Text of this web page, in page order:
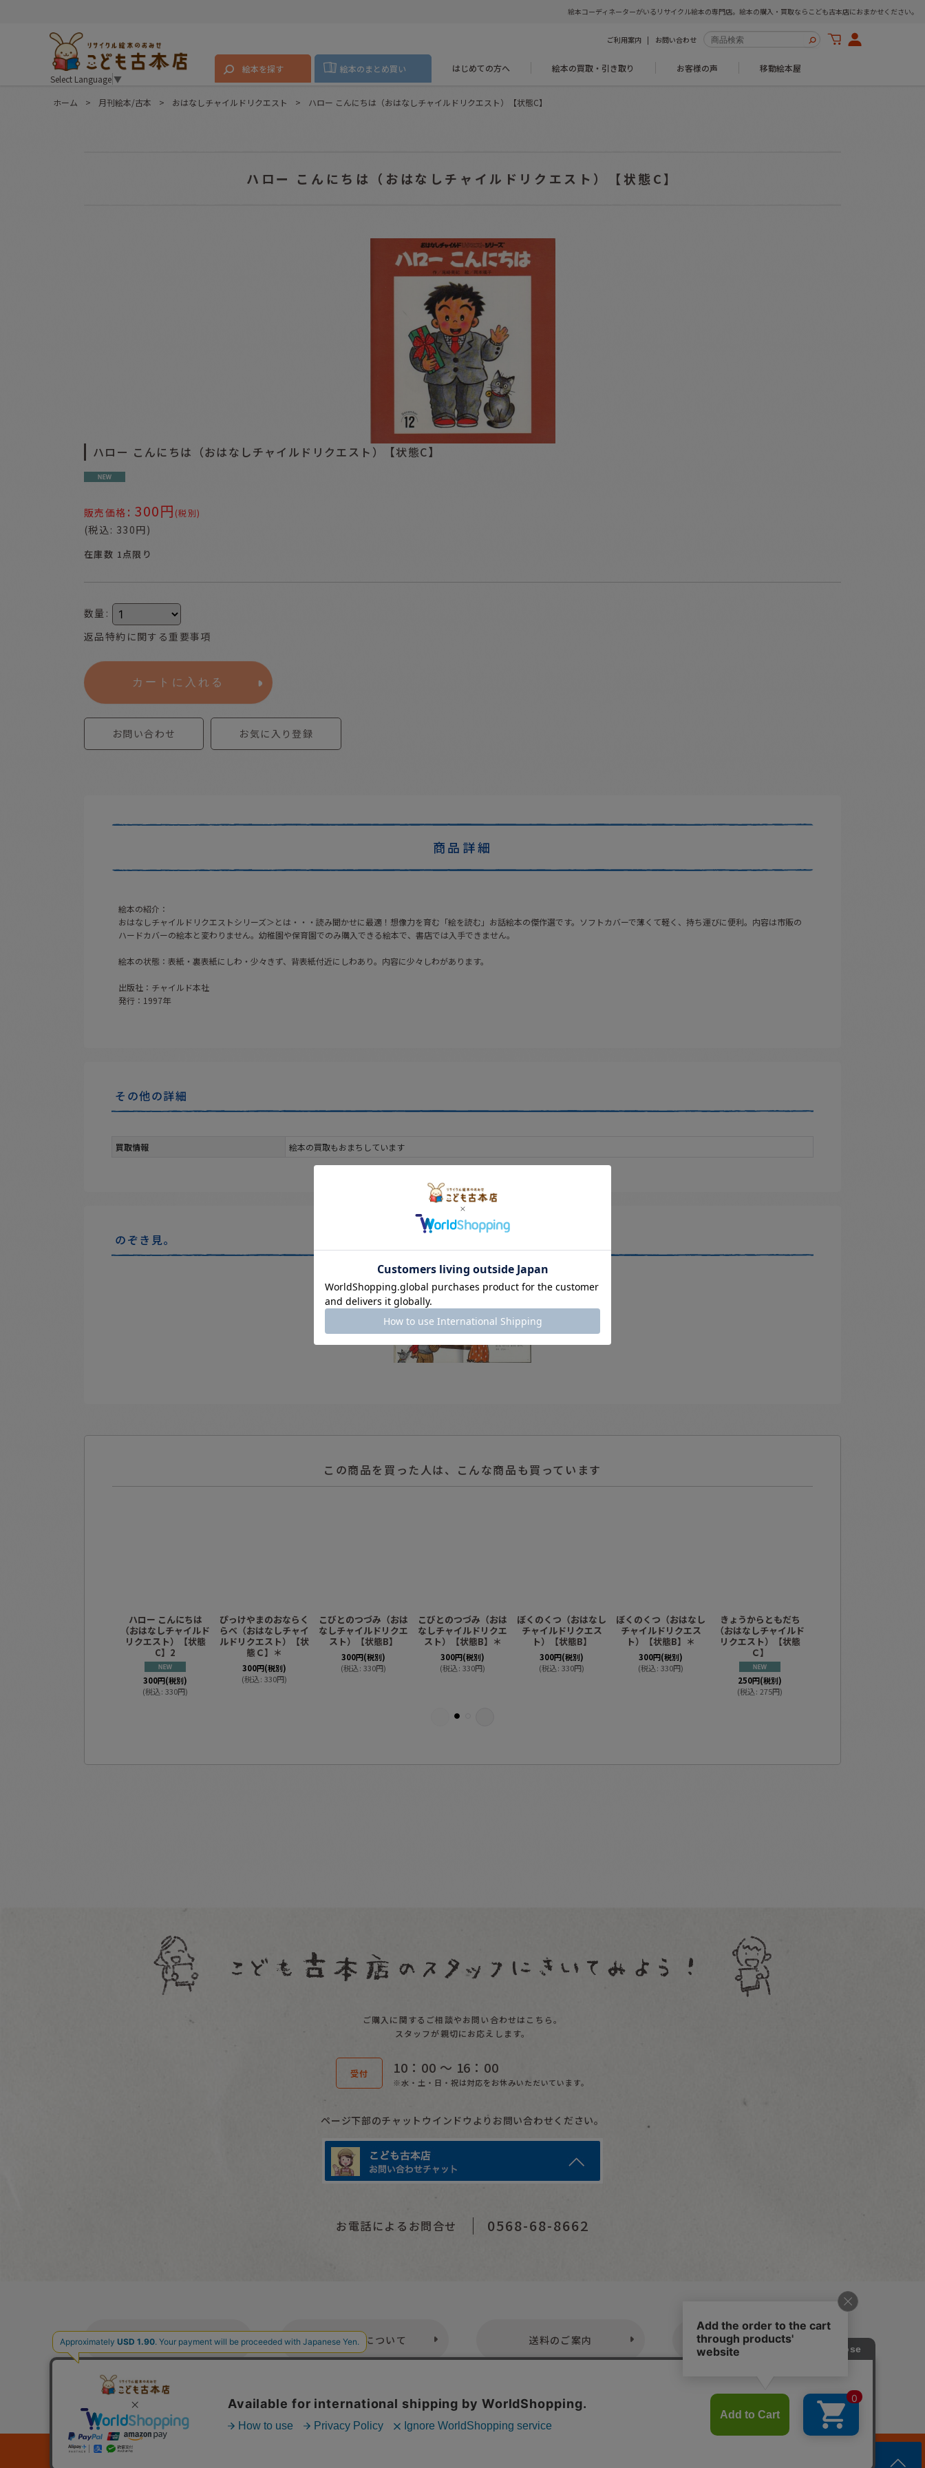
絵本コーディネーターがいるリサイクル絵本の専門店。絵本の購入・買取ならこども古本店におまかせください。
Select Language▼
ご利用案内 お問い合わせ
絵本を探す 絵本のまとめ買い はじめての方へ 絵本の買取・引き取り お客様の声 移動絵本屋
ホーム > 月刊絵本/古本 > おはなしチャイルドリクエスト > ハロー こんにちは（おはなしチャイルドリクエスト）【状態C】
ハロー こんにちは（おはなしチャイルドリクエスト）【状態C】
ハロー こんにちは（おはなしチャイルドリクエスト）【状態C】
販売価格 : 300円 (税別)
(税込: 330円)
在庫数 1点限り
数量 :
返品特約に関する重要事項
カートに入れる
お問い合わせ お気に入り登録
商品詳細
絵本の紹介：
おはなしチャイルドリクエストシリーズ＞とは・・・読み聞かせに最適！想像力を育む「絵を読む」お話絵本の傑作選です。ソフトカバーで薄くて軽く、持ち運びに便利。内容は市販の
ハードカバーの絵本と変わりません。幼稚園や保育園でのみ購入できる絵本で、書店では入手できません。
絵本の状態：表紙・裏表紙にしわ・少々きず、背表紙付近にしわあり。内容に少々しわがあります。
出版社：チャイルド本社
発行：1997年
その他の詳細
買取情報 絵本の買取もおまちしています
のぞき見。
この商品を買った人は、こんな商品も買っています
ハロー こんにちは
（おはなしチャイルド
リクエスト）【状態
C】2
300円(税別)
(税込: 330円)
ぴっけやまのおならく
らべ（おはなしチャイ
ルドリクエスト）【状
態Ｃ】＊
300円(税別)
(税込: 330円)
こびとのつづみ（おは
なしチャイルドリクエ
スト）【状態B】
300円(税別)
(税込: 330円)
こびとのつづみ（おは
なしチャイルドリクエ
スト）【状態B】＊
300円(税別)
(税込: 330円)
ぼくのくつ（おはなし
チャイルドリクエス
ト）【状態B】
300円(税別)
(税込: 330円)
ぼくのくつ（おはなし
チャイルドリクエス
ト）【状態B】＊
300円(税別)
(税込: 330円)
きょうからともだち
（おはなしチャイルド
リクエスト）【状態
Ｃ】
250円(税別)
(税込: 275円)
ご購入に関するご相談やお問い合わせはこちら。
スタッフが親切にお応えします。
受付 10：00 〜 16：00
※水・土・日・祝は対応をお休みいただいています。
ページ下部のチャットウインドウよりお問い合わせください。
お電話によるお問合せ 0568-68-8662
ご利用案内 お支払いについて 送料のご案内 休業日のご案内
プライバシーポリシー 特定商取引法表示 お問い合わせ